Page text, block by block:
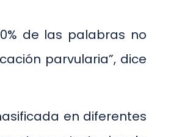
de las palabras no
parvularia”, dice
en diferentes